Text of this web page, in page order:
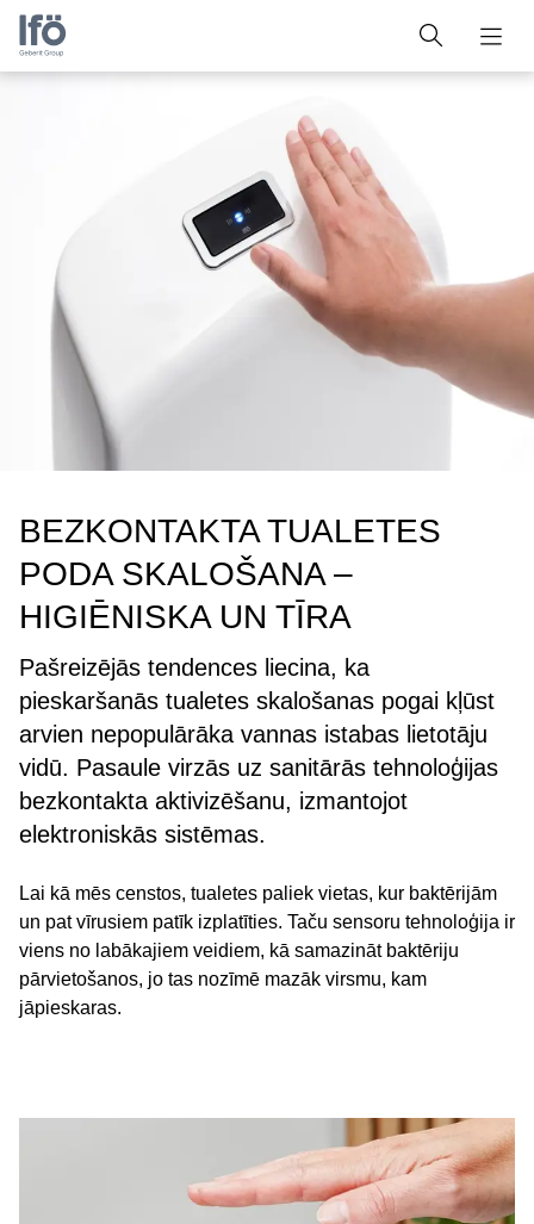
BEZKONTAKTA TUALETES
PODA SKALOŠANA –
HIGIĒNISKA UN TĪRA
Pašreizējās tendences liecina, ka
pieskaršanās tualetes skalošanas pogai kļūst
arvien nepopulārāka vannas istabas lietotāju
vidū. Pasaule virzās uz sanitārās tehnoloģijas
bezkontakta aktivizēšanu, izmantojot
elektroniskās sistēmas.
Lai kā mēs censtos, tualetes paliek vietas, kur baktērijām
un pat vīrusiem patīk izplatīties. Taču sensoru tehnoloģija ir
viens no labākajiem veidiem, kā samazināt baktēriju
pārvietošanos, jo tas nozīmē mazāk virsmu, kam
jāpieskaras.